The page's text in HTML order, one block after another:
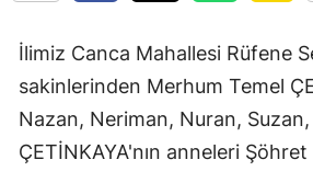
İlimiz Canca Mahallesi Rüfene
sakinlerinden Merhum Temel
Nazan, Neriman, Nuran,
ÇETİNKAYA'nın anneleri